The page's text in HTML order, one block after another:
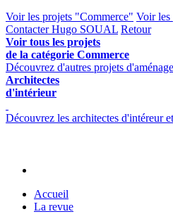
Voir les projets "Commerce" Voir
Contacter Hugo SOUAL Retour
Voir tous les projets
de la catégorie Commerce
Découvrez d'autres projets
Architectes
d'intérieur
Découvrez les architectes d'intéreur
Accueil
La revue